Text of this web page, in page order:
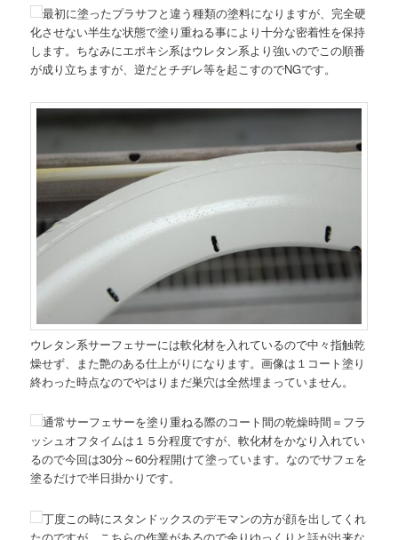
最初に塗ったプラサフと違う種類の塗料になりますが、完全硬
化させない半生な状態で塗り重ねる事により十分な密着性を保持
します。ちなみにエポキシ系はウレタン系より強いのでこの順番
が成り立ちますが、逆だとチヂレ等を起こすのでNGです。
ウレタン系サーフェサーには軟化材を入れているので中々指触乾
燥せず、また艶のある仕上がりになります。画像は１コート塗り
終わった時点なのでやはりまだ巣穴は全然埋まっていません。
通常サーフェサーを塗り重ねる際のコート間の乾燥時間＝フラ
ッシュオフタイムは１５分程度ですが、軟化材をかなり入れてい
るので今回は30分～60分程開けて塗っています。なのでサフェを
塗るだけで半日掛かりです。
丁度この時にスタンドックスのデモマンの方が顔を出してくれ